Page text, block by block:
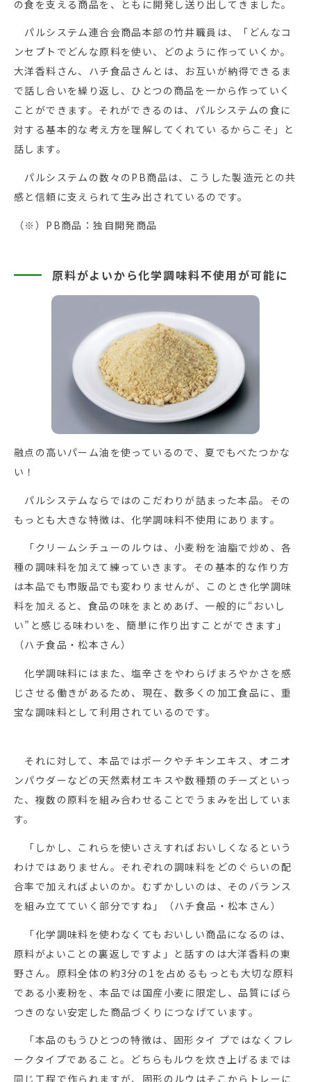
の食を支える商品を、ともに開発し送り出してきました。
パルシステム連合会商品本部の竹井職員は、「どんなコ
ンセプトでどんな原料を使い、どのように作っていくか。
大洋香料さん、ハチ食品さんとは、お互いが納得できるま
で話し合いを繰り返し、ひとつの商品を一から作っていく
ことができます。それができるのは、パルシステムの食に
対する基本的な考え方を理解してくれてい るからこそ」と
話します。
パルシステムの数々のPB商品は、こうした製造元との共
感と信頼に支えられて生み出されているのです。
（※）PB商品：独自開発商品
原料がよいから化学調味料不使用が可能に
融点の高いパーム油を使っているので、夏でもべたつかな
い！
パルシステムならではのこだわりが詰まった本品。その
もっとも大きな特徴は、化学調味料不使用にあります。
「クリームシチューのルウは、小麦粉を油脂で炒め、各
種の調味料を加えて練っていきます。その基本的な作り方
は本品でも市販品でも変わりませんが、このとき化学調味
料を加えると、食品の味をまとめあげ、一般的に“おいし
い”と感じる味わいを、簡単に作り出すことができます」
（ハチ食品・松本さん）
化学調味料にはまた、塩辛さをやわらげまろやかさを感
じさせる働きがあるため、現在、数多くの加工食品に、重
宝な調味料として利用されているのです。
それに対して、本品ではポークやチキンエキス、オニオ
ンパウダーなどの天然素材エキスや数種類のチーズといっ
た、複数の原料を組み合わせることでうまみを出していま
す。
「しかし、これらを使いさえすればおいしくなるという
わけではありません。それぞれの調味料をどのぐらいの配
合率で加えればよいのか。むずかしいのは、そのバランス
を組み立てていく部分ですね」（ハチ食品・松本さん）
「化学調味料を使わなくてもおいしい商品になるのは、
原料がよいことの裏返しですよ」と話すのは大洋香料の東
野さん。原料全体の約3分の1を占めるもっとも大切な原料
である小麦粉を、本品では国産小麦に限定し、品質にばら
つきのない安定した商品づくりにつなげています。
「本品のもうひとつの特徴は、固形タイ プではなくフレ
ークタイプであること。どちらもルウを炊き上げるまでは
同じ工程で作られますが、固形のルウはそこからトレーに